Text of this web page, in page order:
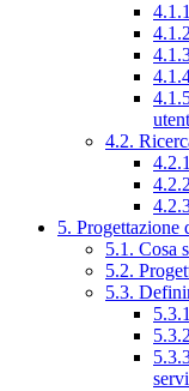
4.2.
5. Progettazione
5.1. Cosa
5.2.
5.3.